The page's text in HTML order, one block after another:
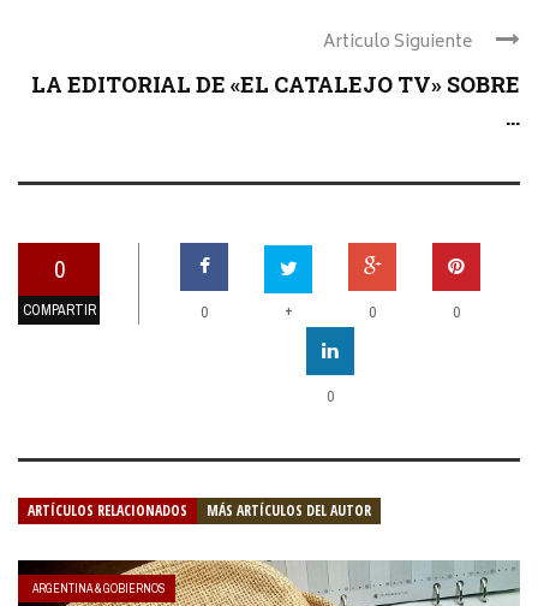
Articulo Siguiente
LA EDITORIAL DE «EL CATALEJO TV» SOBRE
...
0
COMPARTIR 0 + 0 0
0
ARTÍCULOS RELACIONADOS MÁS ARTÍCULOS DEL AUTOR
ARGENTINA & GOBIERNOS